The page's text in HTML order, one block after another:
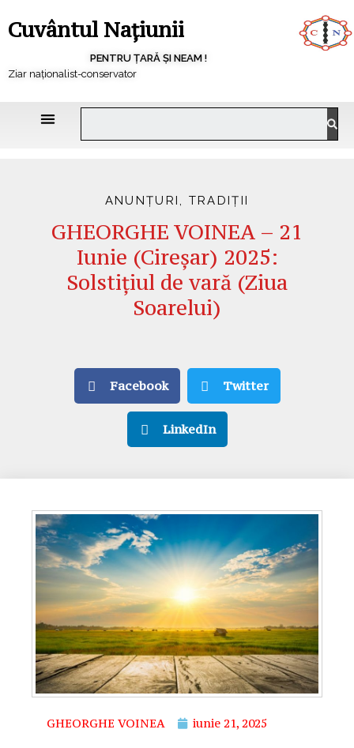
Cuvântul Națiunii
PENTRU ȚARĂ ȘI NEAM !
Ziar naționalist-conservator
ANUNȚURI, TRADIȚII
GHEORGHE VOINEA – 21
Iunie (Cireșar) 2025:
Solstițiul de vară (Ziua
Soarelui)
Facebook Twitter
LinkedIn
GHEORGHE VOINEA iunie 21, 2025